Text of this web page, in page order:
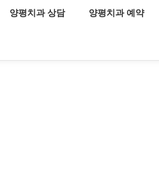
양평치과 상담 양평치과 예약